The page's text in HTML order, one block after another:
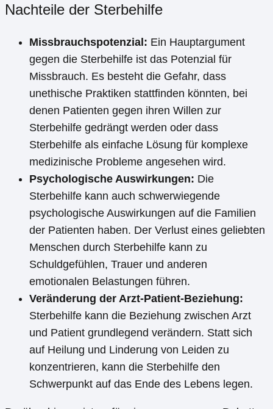
Nachteile der Sterbehilfe
Missbrauchspotenzial: Ein Hauptargument
gegen die Sterbehilfe ist das Potenzial für
Missbrauch. Es besteht die Gefahr, dass
unethische Praktiken stattfinden könnten, bei
denen Patienten gegen ihren Willen zur
Sterbehilfe gedrängt werden oder dass
Sterbehilfe als einfache Lösung für komplexe
medizinische Probleme angesehen wird.
Psychologische Auswirkungen: Die
Sterbehilfe kann auch schwerwiegende
psychologische Auswirkungen auf die Familien
der Patienten haben. Der Verlust eines geliebten
Menschen durch Sterbehilfe kann zu
Schuldgefühlen, Trauer und anderen
emotionalen Belastungen führen.
Veränderung der Arzt-Patient-Beziehung:
Sterbehilfe kann die Beziehung zwischen Arzt
und Patient grundlegend verändern. Statt sich
auf Heilung und Linderung von Leiden zu
konzentrieren, kann die Sterbehilfe den
Schwerpunkt auf das Ende des Lebens legen.